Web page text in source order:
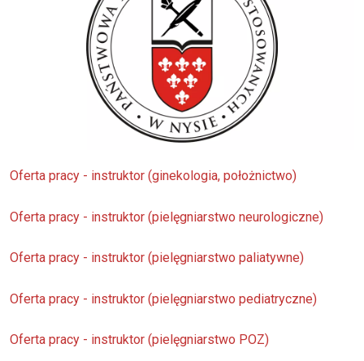
Oferta pracy - instruktor (ginekologia, położnictwo)
Oferta pracy - instruktor (pielęgniarstwo neurologiczne)
Oferta pracy - instruktor (pielęgniarstwo paliatywne)
Oferta pracy - instruktor (pielęgniarstwo pediatryczne)
Oferta pracy - instruktor (pielęgniarstwo POZ)